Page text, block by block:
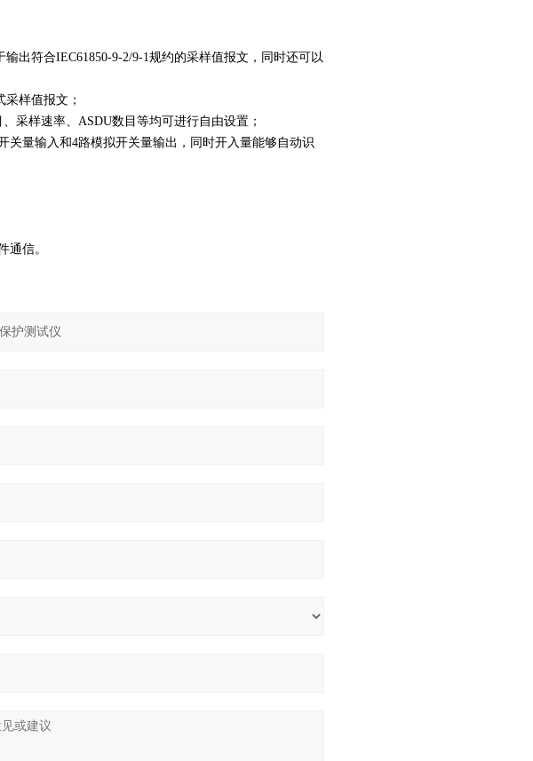
出符合IEC61850-9-2/9-1规约的采样值报文，同时还可以
样值报文；
采样速率、ASDU数目等均可进行自由设置；
关量输入和4路模拟开关量输出，同时开入量能够自动识
通信。